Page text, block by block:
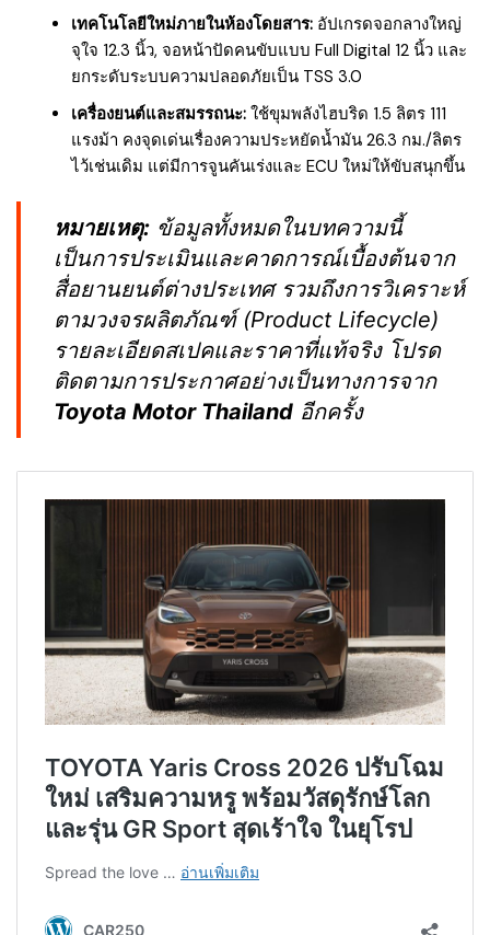
เทคโนโลยีใหม่ภายในห้องโดยสาร: อัปเกรดจอกลางใหญ่
จุใจ 12.3 นิ้ว, จอหน้าปัดคนขับแบบ Full Digital 12 นิ้ว และ
ยกระดับระบบความปลอดภัยเป็น TSS 3.0
เครื่องยนต์และสมรรถนะ: ใช้ขุมพลังไฮบริด 1.5 ลิตร 111
แรงม้า คงจุดเด่นเรื่องความประหยัดน้ำมัน 26.3 กม./ลิตร
ไว้เช่นเดิม แต่มีการจูนคันเร่งและ ECU ใหม่ให้ขับสนุกขึ้น
หมายเหตุ: ข้อมูลทั้งหมดในบทความนี้
เป็นการประเมินและคาดการณ์เบื้องต้นจาก
สื่อยานยนต์ต่างประเทศ รวมถึงการวิเคราะห์
ตามวงจรผลิตภัณฑ์ (Product Lifecycle)
รายละเอียดสเปคและราคาที่แท้จริง โปรด
ติดตามการประกาศอย่างเป็นทางการจาก
Toyota Motor Thailand อีกครั้ง